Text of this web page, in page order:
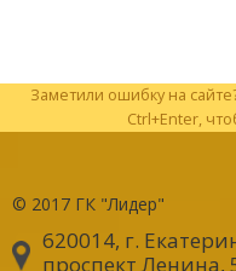
Заметили ошибку на
Ctrl+Enter,
© 2017 ГК "Лидер"
620014, г.
проспект Ленина,